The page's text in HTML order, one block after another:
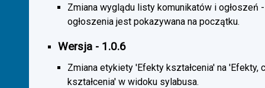
Zmiana wyglądu listy komunikatów i ogłoszeń
ogłoszenia jest pokazywana na początku.
Wersja - 1.0.6
Zmiana etykiety 'Efekty kształcenia' na 'Efekty,
kształcenia' w widoku sylabusa.